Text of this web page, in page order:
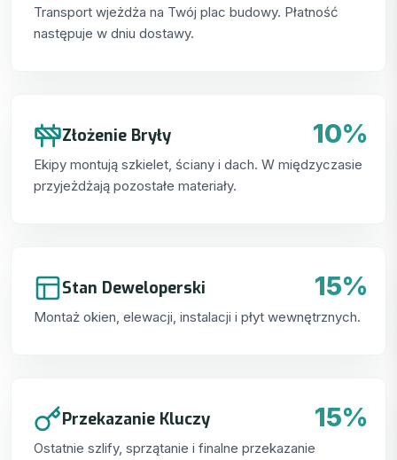
Transport wjeżdża na Twój plac budowy. Płatność
następuje w dniu dostawy.
10%
Złożenie Bryły
Ekipy montują szkielet, ściany i dach. W międzyczasie
przyjeżdżają pozostałe materiały.
15%
Stan Deweloperski
Montaż okien, elewacji, instalacji i płyt wewnętrznych.
15%
Przekazanie Kluczy
Ostatnie szlify, sprzątanie i finalne przekazanie